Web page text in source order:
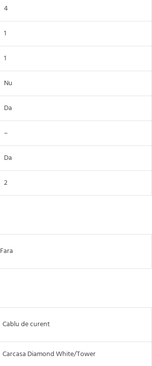
4
1
1
Nu
Da
–
Da
2
Fara
Cablu de curent
Carcasa Diamond White/Tower